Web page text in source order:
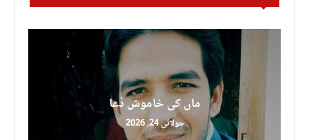
ماں کی خاموش دُعا
جولائی 24, 2026